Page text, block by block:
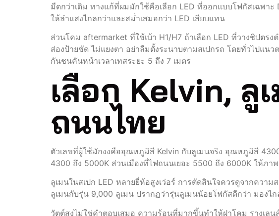
มืดกว่าเดิม ทางแก้ที่ผมมักใช้คือเลือก LED ที่ออกแบบโฟกัสเฉพา
ให้ลำแสงไกลกว่าและสม่ำเสมอกว่า LED เสียบแทน
ส่วนโคม aftermarket ที่ใช้เบ้า H1/H7 ถ้าเลือก LED ที่วางชิปต
ส่องป้ายชัด ไม่แยงตา อย่าลืมตั้งระนาบตามสเปกรถ โดยทั่วไปแน
กันชนคันหน้าเวลาเทสระยะ 5 ถึง 7 เมตร
เลือก Kelvin, ลู
ถนนไทย
ตัวเลขที่ผู้ใช้มักงงคืออุณหภูมิสี Kelvin กับลูเมนจริง อุณหภูมิสี
4300 ถึง 5000K ส่วนเมืองที่ไฟถนนเยอะ 5500 ถึง 6000K ให้ภ
ลูเมนในสเปก LED หลายยี่ห้อสูงเว่อร์ การตัดสินใจควรดูจากควา
ลูเมนกับรุ่น 9,000 ลูเมน ปรากฏว่ารุ่นลูเมนน้อยโฟกัสดีกว่า มองไ
วัตต์สูงไม่ใช่คำตอบเสมอ ความร้อนที่มากขึ้นทำให้ฝาโคม รางเล